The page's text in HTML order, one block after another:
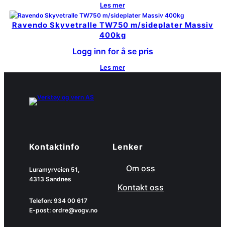
Les mer
Ravendo Skyvetralle TW750 m/sideplater Massiv
400kg
Logg inn for å se pris
Les mer
Kontaktinfo
Luramyrveien 51,
4313 Sandnes
Telefon: 934 00 617
E-post: ordre@vogv.no
Lenker
Om oss
Kontakt oss